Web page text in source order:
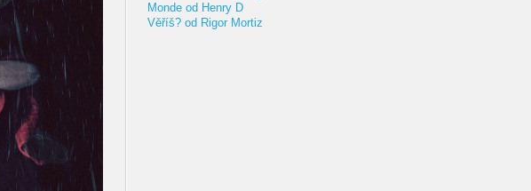
Monde od Henry D
Věříš? od Rigor Mortiz